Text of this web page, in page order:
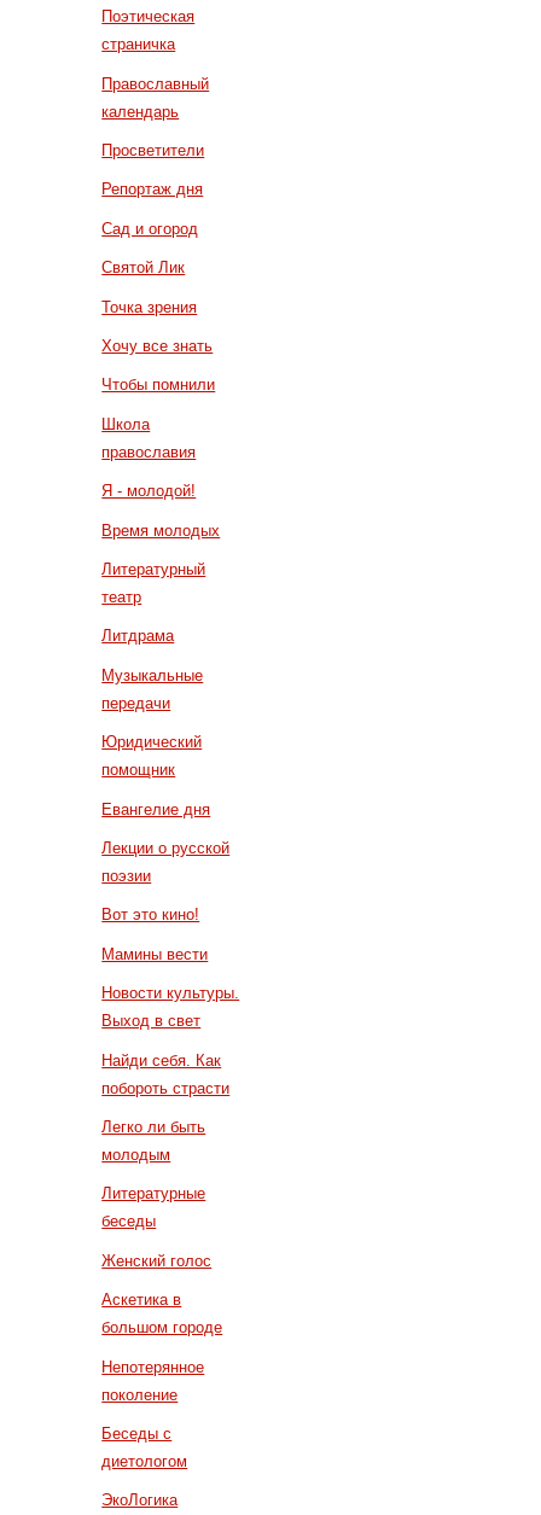
Поэтическая
страничка
Православный
календарь
Просветители
Репортаж дня
Сад и огород
Святой Лик
Точка зрения
Хочу все знать
Чтобы помнили
Школа
православия
Я - молодой!
Время молодых
Литературный
театр
Литдрама
Музыкальные
передачи
Юридический
помощник
Евангелие дня
Лекции о русской
поэзии
Вот это кино!
Мамины вести
Новости культуры.
Выход в свет
Найди себя. Как
побороть страсти
Легко ли быть
молодым
Литературные
беседы
Женский голос
Аскетика в
большом городе
Непотерянное
поколение
Беседы с
диетологом
ЭкоЛогика